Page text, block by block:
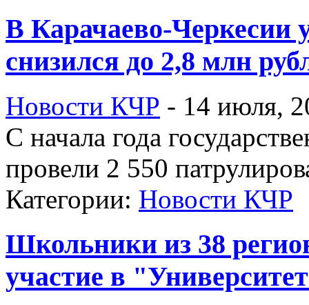
В Карачаево-Черкесии
снизился до 2,8 млн
Новости КЧР - 14 июля,
С начала года
провели 2 550
Категории: Новости КЧР
Школьники из 38
участие в